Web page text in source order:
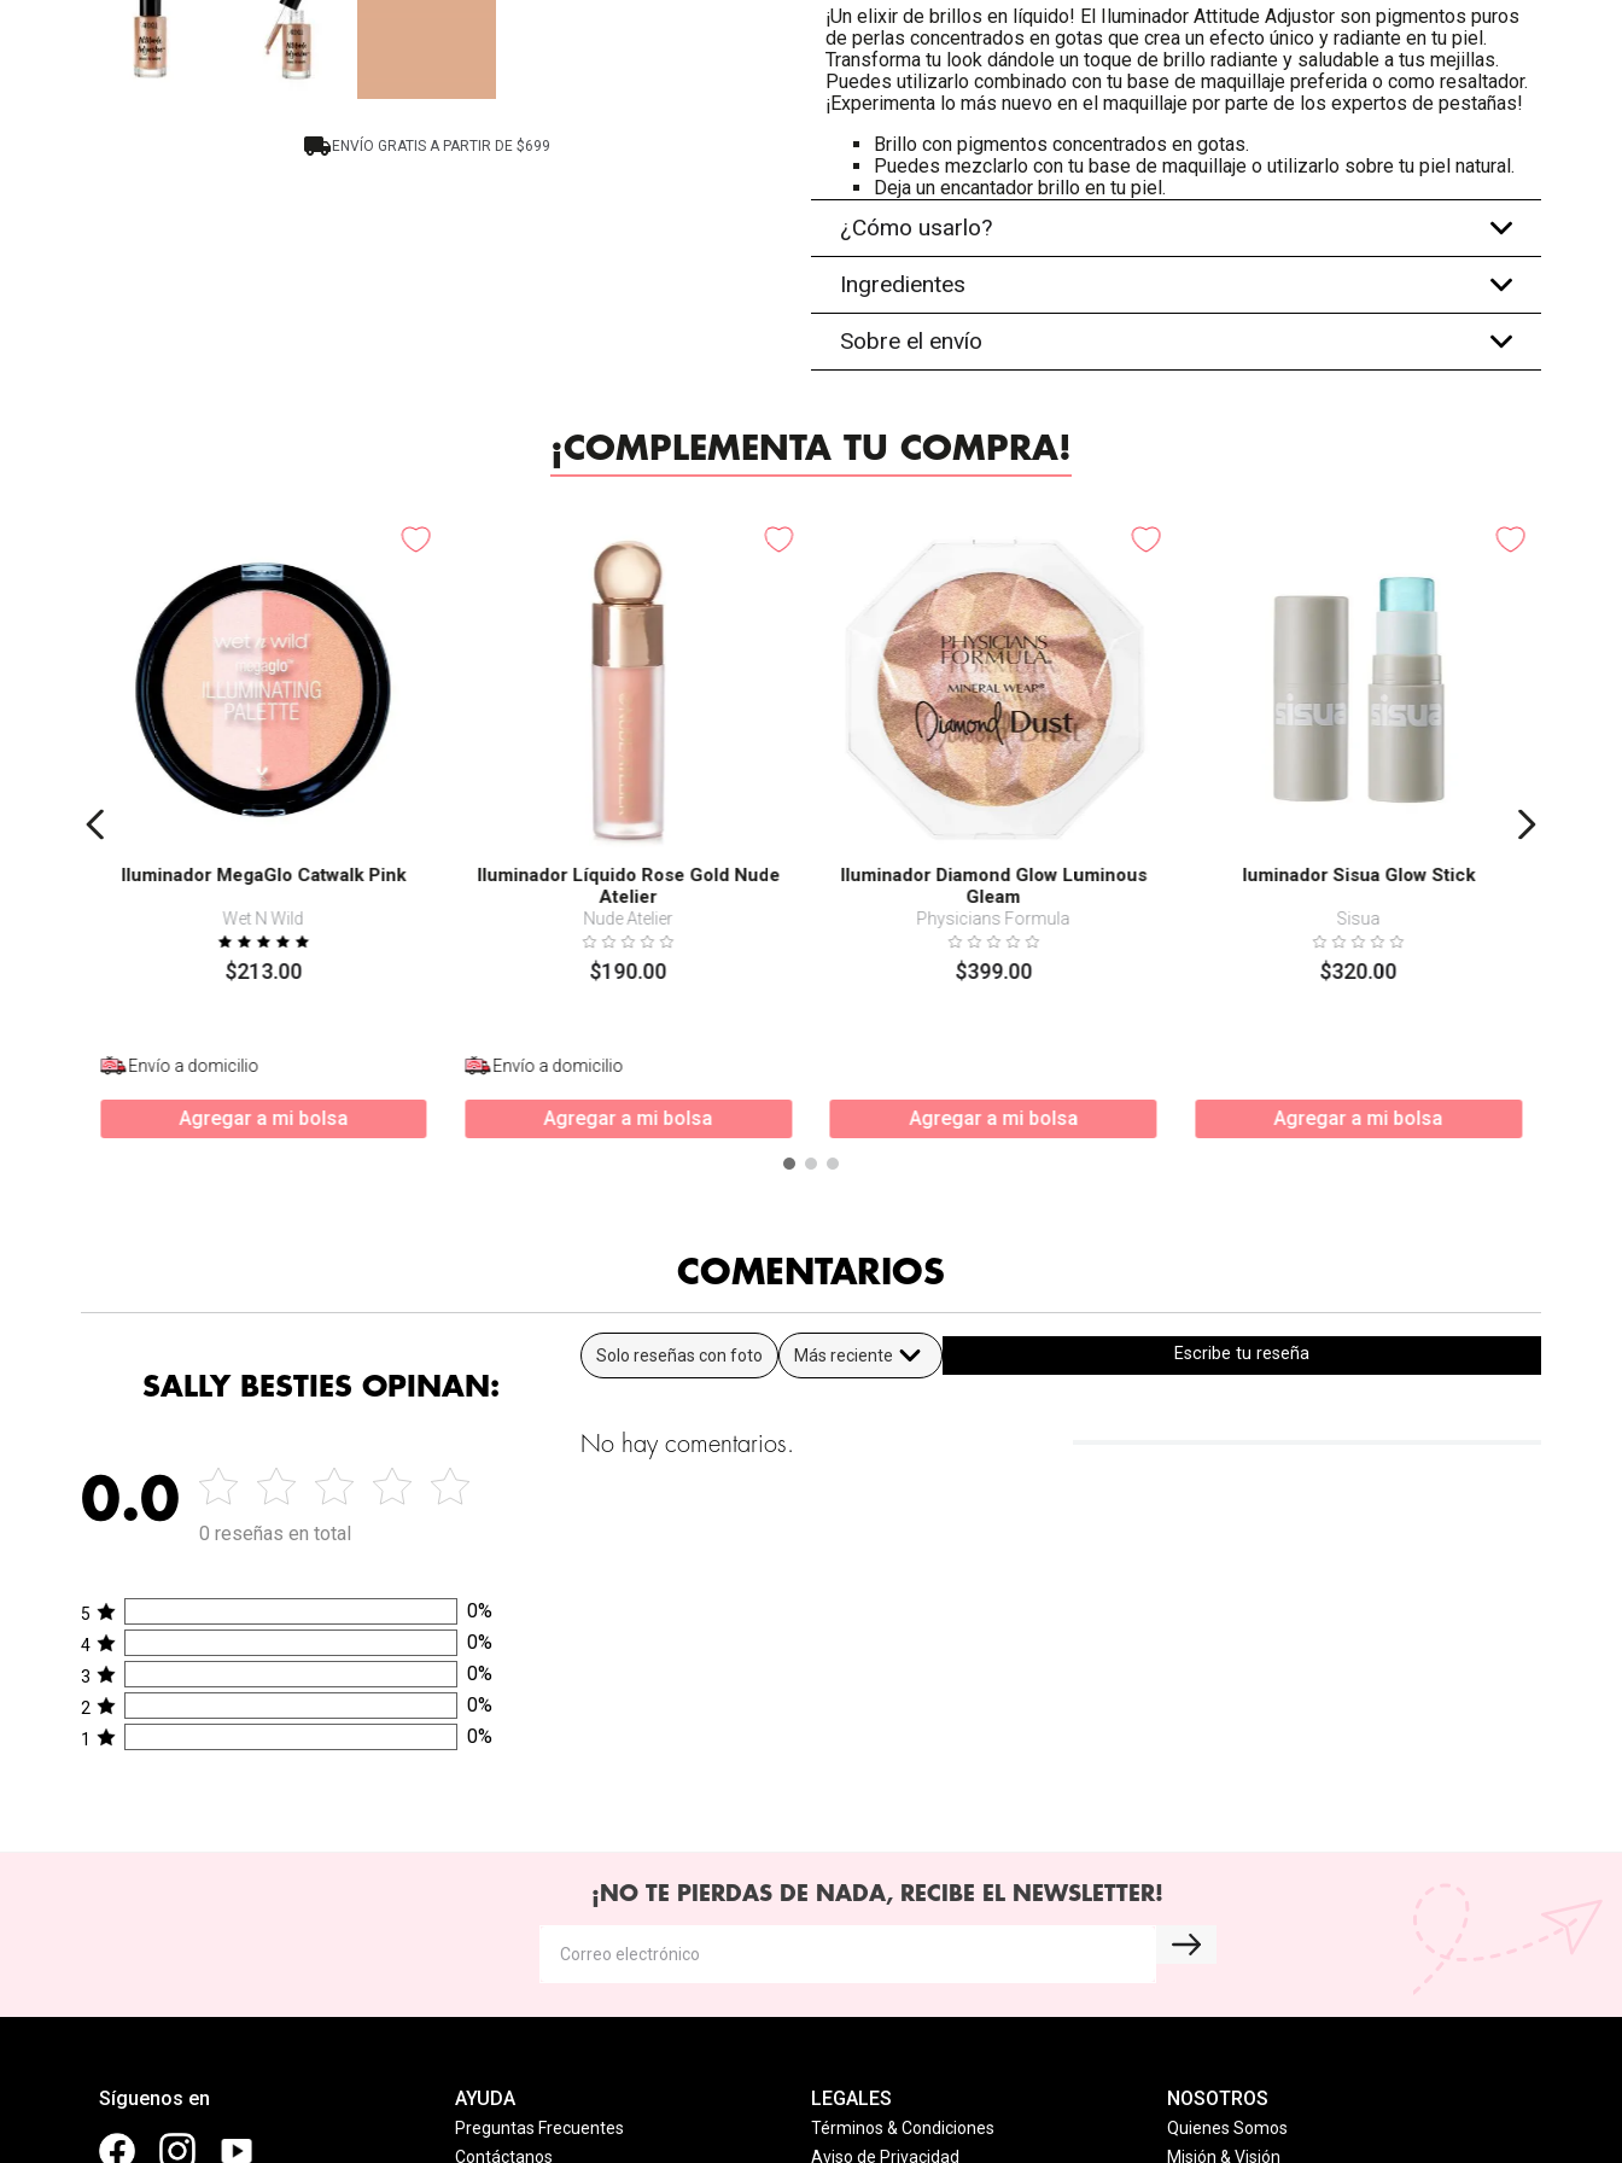
ENVÍO GRATIS A PARTIR DE $699
¡Un elixir de brillos en líquido! El Iluminador Attitude Adjustor son pigmentos puros
de perlas concentrados en gotas que crea un efecto único y radiante en tu piel.
Transforma tu look dándole un toque de brillo radiante y saludable a tus mejillas.
Puedes utilizarlo combinado con tu base de maquillaje preferida o como resaltador.
¡Experimenta lo más nuevo en el maquillaje por parte de los expertos de pestañas!
Brillo con pigmentos concentrados en gotas.
Puedes mezclarlo con tu base de maquillaje o utilizarlo sobre tu piel natural.
Deja un encantador brillo en tu piel.
¿Cómo usarlo? +
Ingredientes +
Sobre el envío +
¡COMPLEMENTA TU COMPRA!
Iluminador MegaGlo Catwalk Pink
Wet N Wild
$213.00
Envío a domicilio
Agregar a mi bolsa
Iluminador Líquido Rose Gold Nude
Atelier
Nude Atelier
$190.00
Envío a domicilio
Agregar a mi bolsa
Iluminador Diamond Glow Luminous
Gleam
Physicians Formula
$399.00
Agregar a mi bolsa
Iuminador Sisua Glow Stick
Sisua
$320.00
Agregar a mi bolsa
COMENTARIOS
SALLY BESTIES OPINAN:
0.0
0 reseñas en total
5 0%
4 0%
3 0%
2 0%
1 0%
Solo reseñas con foto Más reciente Escribe tu reseña
No hay comentarios.
¡NO TE PIERDAS DE NADA, RECIBE EL NEWSLETTER!
Síguenos en AYUDA
Preguntas Frecuentes
Contáctanos
LEGALES
Términos & Condiciones
Aviso de Privacidad
NOSOTROS
Quienes Somos
Misión & Visión